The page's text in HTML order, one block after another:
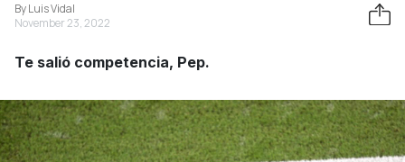
By Luis Vidal
November 23, 2022
Te salió competencia, Pep.